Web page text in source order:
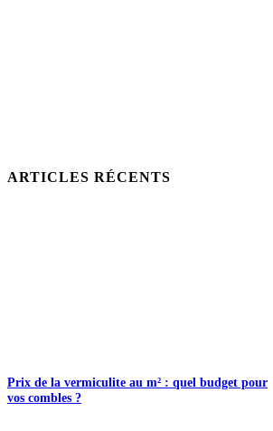
ARTICLES RÉCENTS
Prix de la vermiculite au m² : quel budget pour
vos combles ?